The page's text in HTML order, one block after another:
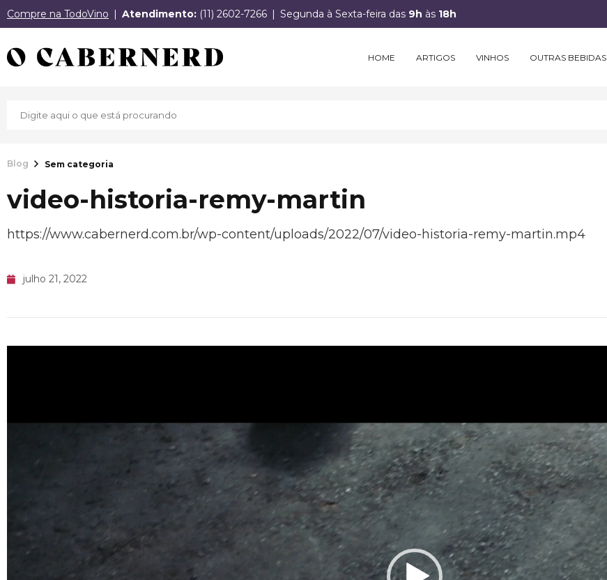
Compre na TodoVino Atendimento: (11) 2602-7266 Segunda à Sexta-feira das 9h às 18h
HOME ARTIGOS VINHOS OUTRAS BEBIDAS
Blog Sem categoria
video-historia-remy-martin
https://www.cabernerd.com.br/wp-content/uploads/2022/07/video-historia-remy-martin.mp4
julho 21, 2022